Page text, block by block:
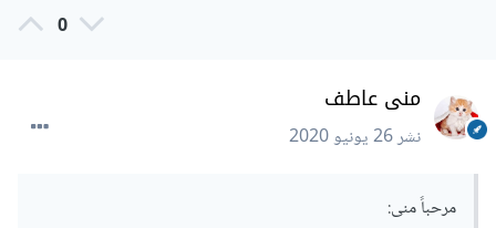
0
منى عاطف
نشر26 يونيو 2020
مرحباً منى: